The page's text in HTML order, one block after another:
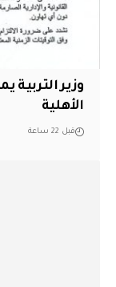
وزير
الأهلية
قبل 22 ساعة